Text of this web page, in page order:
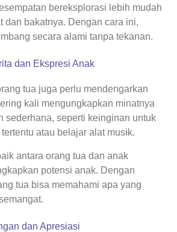
bereksplorasi lebih mudah
dan bakatnya. Dengan cara ini,
secara alami tanpa tekanan.
dan Ekspresi Anak
tua juga perlu mendengarkan
kali mengungkapkan minatnya
sederhana, seperti keinginan untuk
atau belajar alat musik.
antara orang tua dan anak
potensi anak. Dengan
tua bisa memahami apa yang
dan Apresiasi